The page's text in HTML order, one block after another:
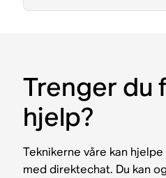
Trenger du
hjelp?
Teknikerne våre kan
med direktechat. Du kan